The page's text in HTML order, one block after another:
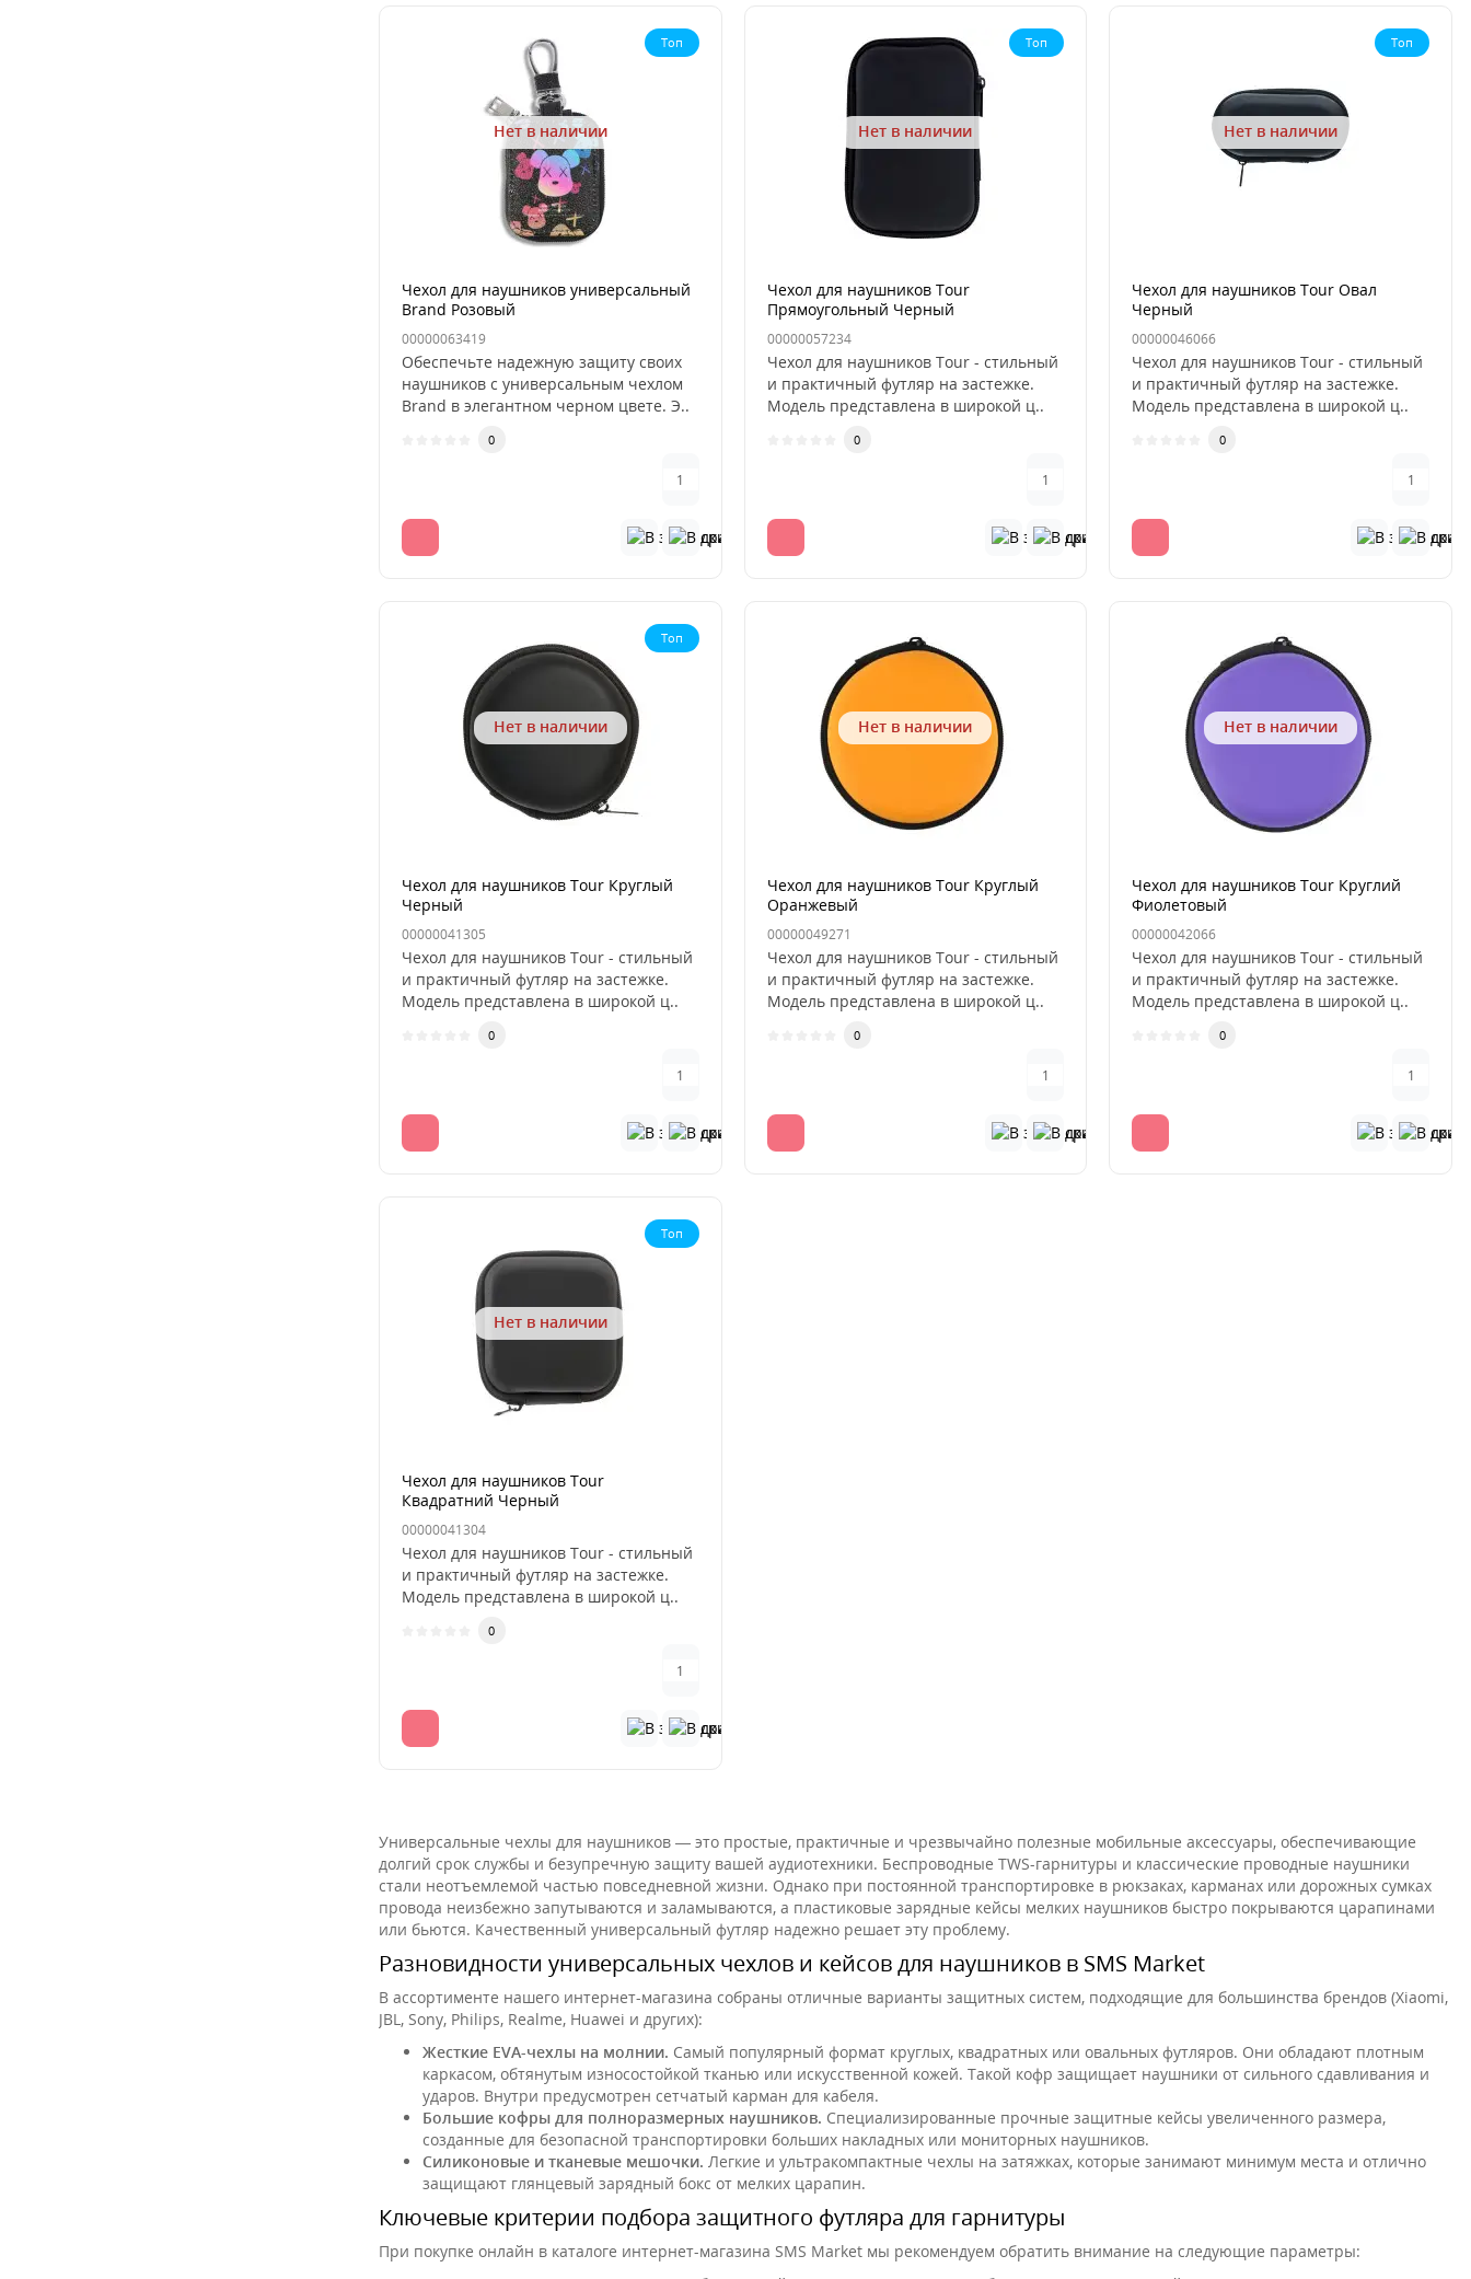
Топ
Нет в наличии
Чехол для наушников универсальный
Brand Розовый
00000063419
Обеспечьте надежную защиту своих
наушников с универсальным чехлом
Brand в элегантном черном цвете. Э..
0
Топ
Нет в наличии
Чехол для наушников Tour
Прямоугольный Черный
00000057234
Чехол для наушников Tour - стильный
и практичный футляр на застежке.
Модель представлена в широкой ц..
0
Топ
Нет в наличии
Чехол для наушников Tour Овал
Черный
00000046066
Чехол для наушников Tour - стильный
и практичный футляр на застежке.
Модель представлена в широкой ц..
0
Топ
Нет в наличии
Чехол для наушников Tour Круглый
Черный
00000041305
Чехол для наушников Tour - стильный
и практичный футляр на застежке.
Модель представлена в широкой ц..
0
Нет в наличии
Чехол для наушников Tour Круглый
Оранжевый
00000049271
Чехол для наушников Tour - стильный
и практичный футляр на застежке.
Модель представлена в широкой ц..
0
Нет в наличии
Чехол для наушников Tour Круглий
Фиолетовый
00000042066
Чехол для наушников Tour - стильный
и практичный футляр на застежке.
Модель представлена в широкой ц..
0
Топ
Нет в наличии
Чехол для наушников Tour
Квадратний Черный
00000041304
Чехол для наушников Tour - стильный
и практичный футляр на застежке.
Модель представлена в широкой ц..
0
Универсальные чехлы для наушников — это простые, практичные и чрезвычайно полезные мобильные аксессуары, обеспечивающие
долгий срок службы и безупречную защиту вашей аудиотехники. Беспроводные TWS-гарнитуры и классические проводные наушники
стали неотъемлемой частью повседневной жизни. Однако при постоянной транспортировке в рюкзаках, карманах или дорожных сумках
провода неизбежно запутываются и заламываются, а пластиковые зарядные кейсы мелких наушников быстро покрываются царапинами
или бьются. Качественный универсальный футляр надежно решает эту проблему.
Разновидности универсальных чехлов и кейсов для наушников в SMS Market
В ассортименте нашего интернет-магазина собраны отличные варианты защитных систем, подходящие для большинства брендов (Xiaomi,
JBL, Sony, Philips, Realme, Huawei и других):
Жесткие EVA-чехлы на молнии. Самый популярный формат круглых, квадратных или овальных футляров. Они обладают плотным
каркасом, обтянутым износостойкой тканью или искусственной кожей. Такой кофр защищает наушники от сильного сдавливания и
ударов. Внутри предусмотрен сетчатый карман для кабеля.
Большие кофры для полноразмерных наушников. Специализированные прочные защитные кейсы увеличенного размера,
созданные для безопасной транспортировки больших накладных или мониторных наушников.
Силиконовые и тканевые мешочки. Легкие и ультракомпактные чехлы на затяжках, которые занимают минимум места и отлично
защищают глянцевый зарядный бокс от мелких царапин.
Ключевые критерии подбора защитного футляра для гарнитуры
При покупке онлайн в каталоге интернет-магазина SMS Market мы рекомендуем обратить внимание на следующие параметры: